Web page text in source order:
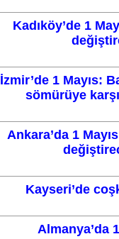
Kadıköy’de 1
İzmir’de 1 Mayıs:
sömürüye
Ankara’da 1
Kayseri’de
Almanya’da